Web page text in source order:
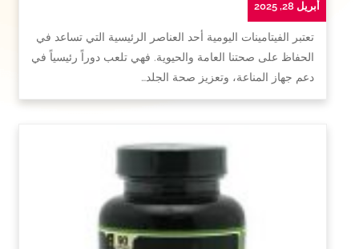
أبريل 28, 2025
تعتبر الفيتامينات اليومية أحد العناصر الرئيسية التي تساعد في
الحفاظ على صحتنا العامة والحيوية. فهي تلعب دوراً رئيسياً في
دعم جهاز المناعة، وتعزيز صحة الجلد…